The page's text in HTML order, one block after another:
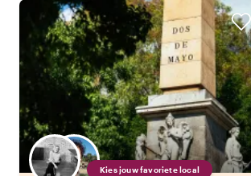
Kies jouw favoriete local